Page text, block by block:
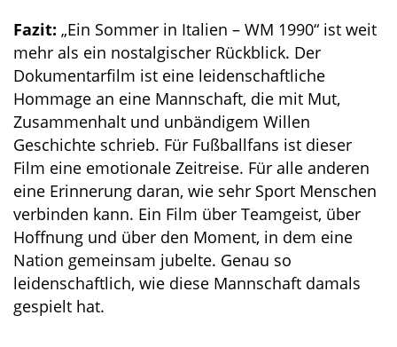
Fazit: „Ein Sommer in Italien – WM 1990“ ist weit
mehr als ein nostalgischer Rückblick. Der
Dokumentarfilm ist eine leidenschaftliche
Hommage an eine Mannschaft, die mit Mut,
Zusammenhalt und unbändigem Willen
Geschichte schrieb. Für Fußballfans ist dieser
Film eine emotionale Zeitreise. Für alle anderen
eine Erinnerung daran, wie sehr Sport Menschen
verbinden kann. Ein Film über Teamgeist, über
Hoffnung und über den Moment, in dem eine
Nation gemeinsam jubelte. Genau so
leidenschaftlich, wie diese Mannschaft damals
gespielt hat.